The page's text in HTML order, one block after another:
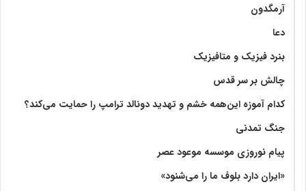
آرمگدون
دعا
بنرد فیزیک و متافیزیک
چالش بر سر قدس
کدام آموزه این‌همه خشم و تهدید دونالد ترامپ را حمایت می‌کند؟
جنگ تمدنی
پیام نوروزی موسسه موعود عصر
«ایران دارد بلوف ما را می‌شنود»